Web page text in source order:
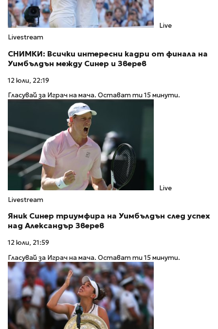
Live
Livestream
СНИМКИ: Всички интересни кадри от финала на
Уимбълдън между Синер и Зверев
12 юли, 22:19
Гласувай за Играч на мача. Остават ти 15 минути.
Live
Livestream
Яник Синер триумфира на Уимбълдън след успех
над Александър Зверев
12 юли, 21:59
Гласувай за Играч на мача. Остават ти 15 минути.